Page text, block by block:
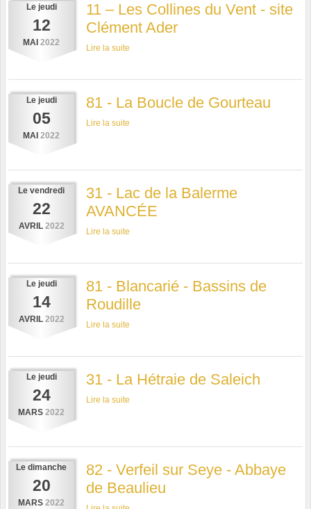
Le jeudi
12
MAI 2022
11 – Les Collines du Vent - site
Clément Ader
Lire la suite
Le jeudi
05
MAI 2022
81 - La Boucle de Gourteau
Lire la suite
Le vendredi
22
AVRIL 2022
31 - Lac de la Balerme
AVANCÉE
Lire la suite
Le jeudi
14
AVRIL 2022
81 - Blancarié - Bassins de
Roudille
Lire la suite
Le jeudi
24
MARS 2022
31 - La Hétraie de Saleich
Lire la suite
Le dimanche
20
MARS 2022
82 - Verfeil sur Seye - Abbaye
de Beaulieu